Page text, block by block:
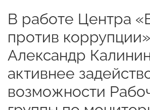
В работе Центра
против коррупции»
Александр
активнее
возможности